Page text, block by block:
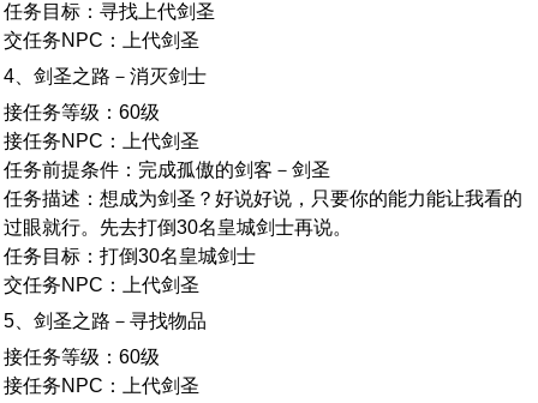
任务目标：寻找上代剑圣
交任务NPC：上代剑圣
4、剑圣之路－消灭剑士
接任务等级：60级
接任务NPC：上代剑圣
任务前提条件：完成孤傲的剑客－剑圣
任务描述：想成为剑圣？好说好说，只要你的能力能让我看的
过眼就行。先去打倒30名皇城剑士再说。
任务目标：打倒30名皇城剑士
交任务NPC：上代剑圣
5、剑圣之路－寻找物品
接任务等级：60级
接任务NPC：上代剑圣